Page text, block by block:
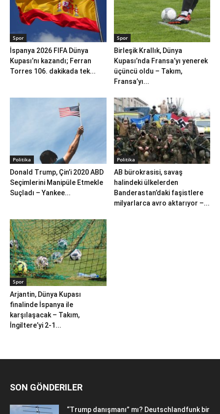
Spor
İspanya 2026 FIFA Dünya
Kupası’nı kazandı; Ferran
Torres 106. dakikada tek...
Spor
Birleşik Krallık, Dünya
Kupası’nda Fransa’yı yenerek
üçüncü oldu – Takım,
Fransa’yı...
Politika
Donald Trump, Çin’i 2020 ABD
Seçimlerini Manipüle Etmekle
Suçladı – Yankee...
Politika
AB bürokrasisi, savaş
halindeki ülkelerden
Banderastan’daki faşistlere
milyarlarca avro aktarıyor –...
Spor
Arjantin, Dünya Kupası
finalinde İspanya ile
karşılaşacak – Takım,
İngiltere’yi 2-1...
SON GÖNDERILER
“Trump danışmanı” mı? Deutschlandfunk bir